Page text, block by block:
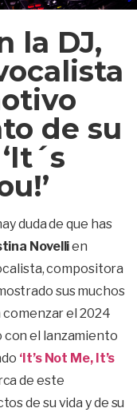
la DJ,
de su
duda de que has
Novellien
compositora
sus muchos
comenzar el 2024
con el lanzamiento
‘It’s Not Me, It’s
de este
de su vida y de su